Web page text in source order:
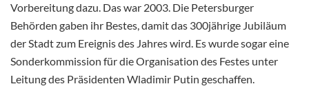
Vorbereitung dazu. Das war 2003. Die Petersburger
Behörden gaben ihr Bestes, damit das 300jährige Jubiläum
der Stadt zum Ereignis des Jahres wird. Es wurde sogar eine
Sonderkommission für die Organisation des Festes unter
Leitung des Präsidenten Wladimir Putin geschaffen.